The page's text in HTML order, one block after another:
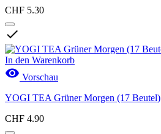
Teesorten 18
Chaitee
Ingwertee 4
CHF 5.30

In den Warenkorb
 Vorschau
YOGI TEA Grüner Morgen (17 Beutel)
CHF 4.90